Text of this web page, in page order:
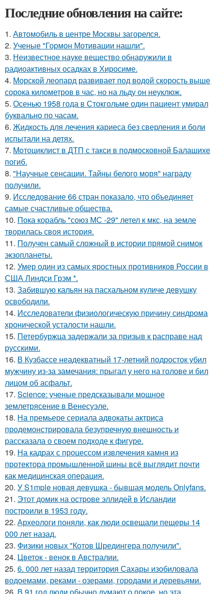
Последние обновления на сайте:
1. Автомобиль в центре Москвы загорелся.
2. Ученые "Гормон Мотивации нашли".
3. Неизвестное науке вещество обнаружили в
радиоактивных осадках в Хиросиме.
4. Морской леопард развивает под водой скорость выше
сорока километров в час, но на льду он неуклюж.
5. Осенью 1958 года в Стокгольме один пациент умирал
буквально по часам.
6. Жидкость для лечения кариеса без сверления и боли
испытали на детях.
7. Moтоциклист в ДТП с такси в подмосковной Балашихе
погиб.
8. "Научные сенсации. Тайны белого моря" награду
получили.
9. Исследование 66 стран показало, что объединяет
самые счастливые общества.
10. Пока корабль "союз МС -29" летел к мкс, на земле
творилась своя история.
11. Получен самый сложный в истории прямой снимок
экзопланеты.
12. Умер один из самых яростных противников России в
США Линдси Грэм *.
13. Забившую кальян на пасхальном куличе девушку
освободили.
14. Исследователи физиологическую причину синдрома
хронической усталости нашли.
15. Петербуржца задержали за призыв к расправе над
русскими.
16. В Кузбассе неадекватный 17-летний подросток убил
мужчину из-за замечания: прыгал у него на голове и бил
лицом об асфальт.
17. Science: ученые предсказывали мощное
землетрясение в Венесуэле.
18. На премьере сериала адвокаты актриса
продемонстрировала безупречную внешность и
рассказала о своем подходе к фигуре.
19. На кадрах с процессом извлечения камня из
протектора промышленной шины всё выглядит почти
как медицинская операция.
20. У S1mple новая девушка - бывшая модель Onlyfans.
21. Этот домик на острове эллидей в Исландии
построили в 1953 году.
22. Археологи поняли, как люди освещали пещеры 14
000 лет назад.
23. Физики новых "Котов Шредингера получили".
24. Цветок - венок в Австралии.
25. 6. 000 лет назад территория Сахары изобиловала
водоемами, реками - озерами, городами и деревьями.
26. В 91 год люди обычно думают о покое, но эта